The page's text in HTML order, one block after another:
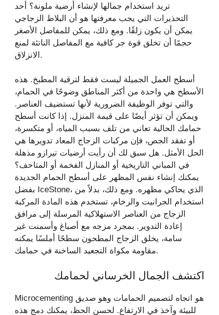
تريد استخدام جمالها لإنشاء أرضية ملونة؟ أحد
التحذيرات التي يجب معرفتها هو أن البلاط الزجاجي
يمكن أن يكون زلقًا. ومع ذلك، يمكن للمفاصل الأصغر
حجمًا أن تخلق قوة جر كافية مع المفاصل الناتئة لمنع
الانزلاق.
أسطح العمل الجميلة ليست فقط لترقية المطبخ. هذه
الأسطح هي واحدة من أكثر المناطق وضوحًا في الحمام،
والتي توفر الوظيفة الضرورية لأنها تستضيف العناصر.
ويمكن أن تؤثر أيضًا على قيمة المنزل. إذا كانت أسطح
حمامك الحالية تعاني من تلف بسبب المياه، أو متكسرة،
أو تفقد الجص، فإن مركبات الزجاج المعاد تدويرها هي
الحل الأمثل. هل سبق لك أن رأيت أرضيات تيرازو مذهلة
في المباني التاريخية أو المنازل الفخمة أو المتاحف؟
يمكنك إنشاء نفس المظهر على أسطح الحمام الجديدة
بفضل IceStone، الذي يحاكي مظهره. ومع ذلك، بدلاً من
استخدام الجرانيت والرخام، تستخدم هذه المادة المركبة
الزجاج من العناصر الاستهلاكية المرسلة إلى مرافق
إعادة التدوير. بمجرد مزجه مع أصباغ وأسمنت غير
سامة، يخلق الزجاج المطحون سطحًا أملسًا يمكنه
مقاومة مكواة التجعيد الساخنة في حمامك.
اكتشف الجمال الخرساني لحمامك
Microcementing هو اتجاه لتصميم الحمامات وهو صديق
للبيئة وآخذ في الارتفاع. لحسن الحظ، يمكنك دمج هذه